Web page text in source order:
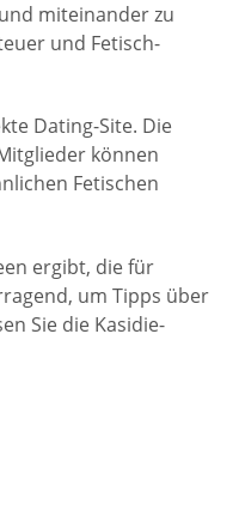
miteinander zu
und Fetisch-
Dating-Site. Die
können
Fetischen
ergibt, die für
um Tipps über
Sie die Kasidie-